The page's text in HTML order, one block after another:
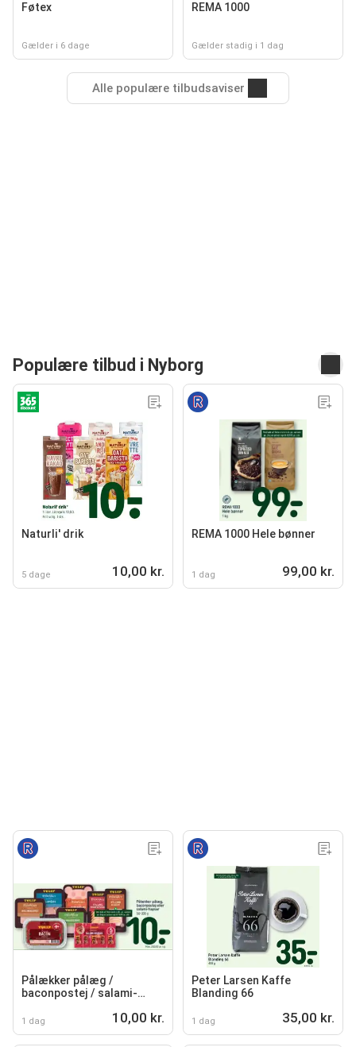
Føtex
Gælder i 6 dage
REMA 1000
Gælder stadig i 1 dag
Alle populære tilbudsaviser
Populære tilbud i Nyborg
Naturli' drik
5 dage 10,00 kr.
REMA 1000 Hele bønner
1 dag 99,00 kr.
Pålækker pålæg /
baconpostej / salami-
1 dag 10,00 kr.
Peter Larsen Kaffe
Blanding 66
1 dag 35,00 kr.